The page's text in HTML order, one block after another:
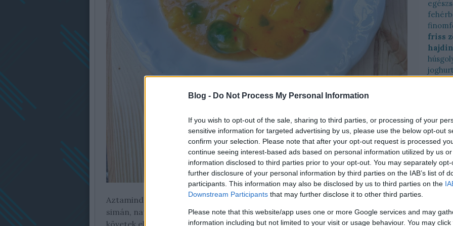
Blog - Do Not Process My Personal Information
If you wish to opt-out of the sale, sharing to third parties, or processing of your
sensitive information for targeted advertising by us, please use the below opt-out
confirm your selection. Please note that after your opt-out request is processed
continue seeing interest-based ads based on personal information utilized by us
information disclosed to third parties prior to your opt-out. You may separately
further disclosure of your personal information by third parties on the IAB’s list of
participants. This information may also be disclosed by us to third parties on the
Downstream Participants that may further disclose it to other third parties.
Please note that this website/app uses one or more Google services and may
information including but not limited to your visit or usage behaviour. You may
Aztamindenit! Hogy én mennyire szeretem a krumplifőzeléket. Csak úgy
simán, natur formában is, de akkor még jobban, hogyha valami huncutásgot
követek el vele! Ilyen kis pajkosság az is, amikor ajvárt keverek hozzá
friss
joghurt
köles
lime
menta